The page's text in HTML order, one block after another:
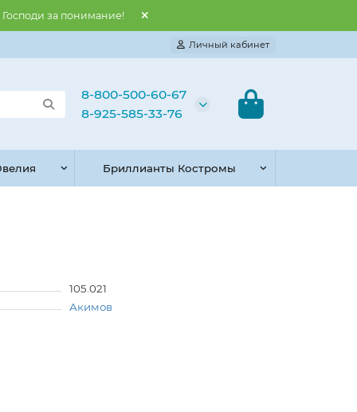
Господи за понимание!
Личный кабинет
8-800-500-60-67
8-925-585-33-76
Бриллианты Костромы
105.021
Акимов